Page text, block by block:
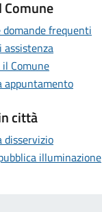
domande frequenti
assistenza
il Comune
appuntamento
città
disservizio
illuminazione